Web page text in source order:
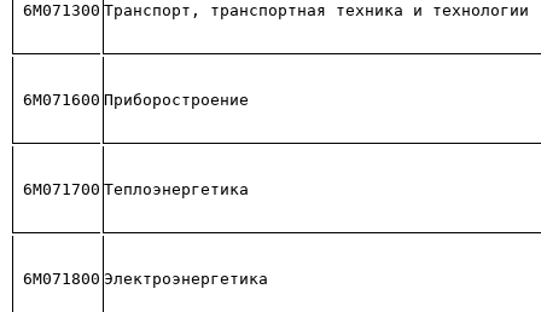
6М071300 Транспорт, транспортная техника и технологии
6М071600 Приборостроение
6М071700 Теплоэнергетика
6М071800 Электроэнергетика